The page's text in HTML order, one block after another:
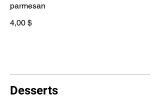
parmesan
4,00 $
Desserts